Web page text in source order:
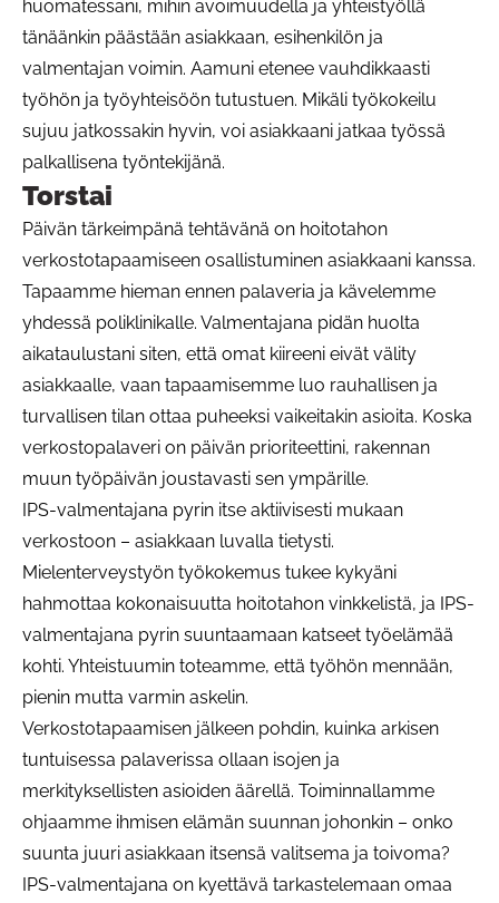
huomatessani, mihin avoimuudella ja yhteistyöllä
tänäänkin päästään asiakkaan, esihenkilön ja
valmentajan voimin. Aamuni etenee vauhdikkaasti
työhön ja työyhteisöön tutustuen. Mikäli työkokeilu
sujuu jatkossakin hyvin, voi asiakkaani jatkaa työssä
palkallisena työntekijänä.
Torstai
Päivän tärkeimpänä tehtävänä on hoitotahon
verkostotapaamiseen osallistuminen asiakkaani kanssa.
Tapaamme hieman ennen palaveria ja kävelemme
yhdessä poliklinikalle. Valmentajana pidän huolta
aikataulustani siten, että omat kiireeni eivät välity
asiakkaalle, vaan tapaamisemme luo rauhallisen ja
turvallisen tilan ottaa puheeksi vaikeitakin asioita. Koska
verkostopalaveri on päivän prioriteettini, rakennan
muun työpäivän joustavasti sen ympärille.
IPS-valmentajana pyrin itse aktiivisesti mukaan
verkostoon – asiakkaan luvalla tietysti.
Mielenterveystyön työkokemus tukee kykyäni
hahmottaa kokonaisuutta hoitotahon vinkkelistä, ja IPS-
valmentajana pyrin suuntaamaan katseet työelämää
kohti. Yhteistuumin toteamme, että työhön mennään,
pienin mutta varmin askelin.
Verkostotapaamisen jälkeen pohdin, kuinka arkisen
tuntuisessa palaverissa ollaan isojen ja
merkityksellisten asioiden äärellä. Toiminnallamme
ohjaamme ihmisen elämän suunnan johonkin – onko
suunta juuri asiakkaan itsensä valitsema ja toivoma?
IPS-valmentajana on kyettävä tarkastelemaan omaa